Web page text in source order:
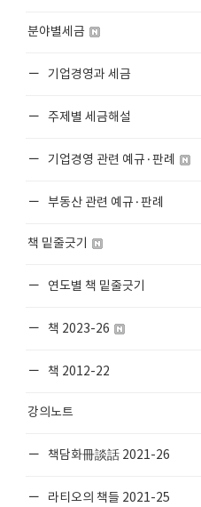
분야별세금
기업경영과 세금
주제별 세금해설
기업경영 관련 예규·판례
부동산 관련 예규·판례
책 밑줄긋기
연도별 책 밑줄긋기
책 2023-26
책 2012-22
강의노트
책담화冊談話 2021-26
라티오의 책들 2021-25